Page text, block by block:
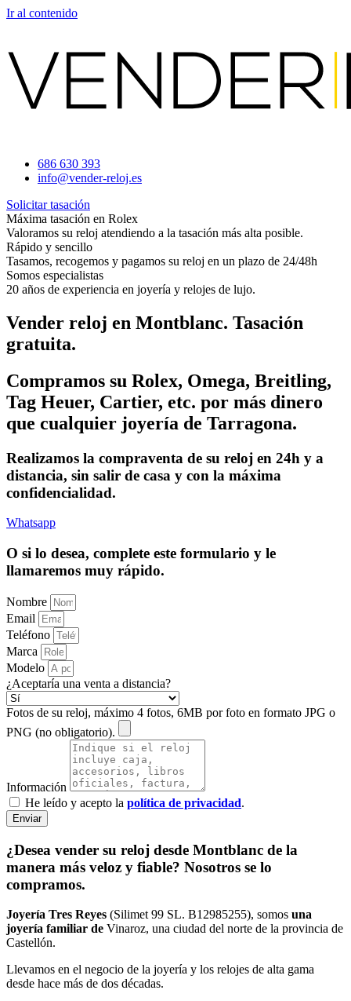
Ir al contenido
686 630 393
info@vender-reloj.es
Solicitar tasación
Máxima tasación en Rolex
Valoramos su reloj atendiendo a la tasación más alta posible.
Rápido y sencillo
Tasamos, recogemos y pagamos su reloj en un plazo de 24/48h
Somos especialistas
20 años de experiencia en joyería y relojes de lujo.
Vender reloj en Montblanc. Tasación
gratuita.
Compramos su Rolex, Omega, Breitling,
Tag Heuer, Cartier, etc. por más dinero
que cualquier joyería de Tarragona.
Realizamos la compraventa de su reloj en 24h y a
distancia, sin salir de casa y con la máxima
confidencialidad.
Whatsapp
O si lo desea, complete este formulario y le
llamaremos muy rápido.
Nombre
Email
Teléfono
Marca
Modelo
¿Aceptaría una venta a distancia?
Fotos de su reloj, máximo 4 fotos, 6MB por foto en formato JPG o
PNG (no obligatorio).
Información
He leído y acepto la política de privacidad.
Enviar
¿Desea vender su reloj desde Montblanc de la
manera más veloz y fiable? Nosotros se lo
compramos.
Joyería Tres Reyes (Silimet 99 SL. B12985255), somos una
joyería familiar de Vinaroz, una ciudad del norte de la provincia de
Castellón.
Llevamos en el negocio de la joyería y los relojes de alta gama
desde hace más de dos décadas.